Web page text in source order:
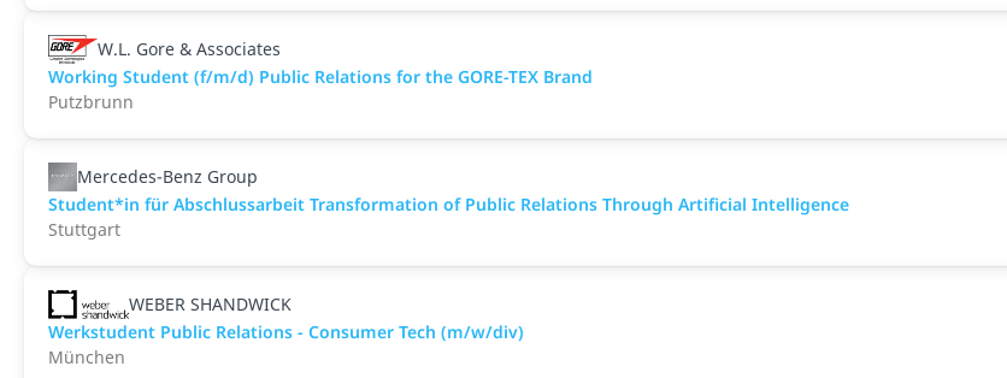
W.L. Gore & Associates
Working Student (f/m/d) Public Relations for the GORE-TEX Brand
Putzbrunn
Mercedes-Benz Group
Student*in für Abschlussarbeit Transformation of Public Relations Through Artificial Intelligence
Stuttgart
WEBER SHANDWICK
Werkstudent Public Relations - Consumer Tech (m/w/div)
München